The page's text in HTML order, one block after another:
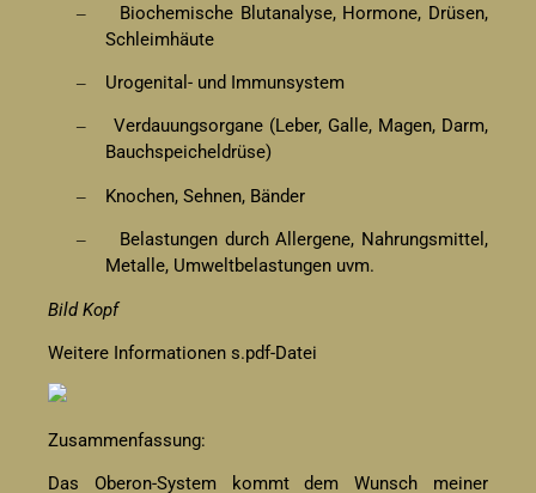
–
Biochemische Blutanalyse, Hormone, Drüsen,
Schleimhäute
– Urogenital- und Immunsystem
–
Verdauungsorgane (Leber, Galle, Magen, Darm,
Bauchspeicheldrüse)
– Knochen, Sehnen, Bänder
–
Belastungen durch Allergene, Nahrungsmittel,
Metalle, Umweltbelastungen uvm.
Bild Kopf
Weitere Informationen s.pdf-Datei
Zusammenfassung:
Das Oberon-System kommt dem Wunsch meiner